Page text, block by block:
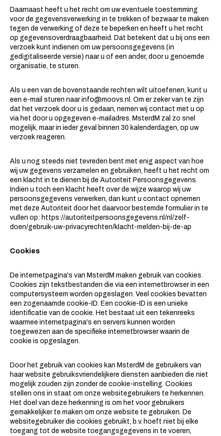
Daarnaast heeft u het recht om uw eventuele toestemming
voor de gegevensverwerking in te trekken of bezwaar te maken
tegen de verwerking of deze te beperken en heeft u het recht
op gegevensoverdraagbaarheid. Dat betekent dat u bij ons een
verzoek kunt indienen om uw persoonsgegevens (in
gedigitaliseerde versie) naar u of een ander, door u genoemde
organisatie, te sturen.
Als u een van de bovenstaande rechten wilt uitoefenen, kunt u
een e-mail sturen naarinfo@moovs.nl . Om er zeker van te zijn
dat het verzoek door u is gedaan, nemen wij contact met u op
via het door u opgegeven e-mailadres. MsterdM zal zo snel
mogelijk, maar in ieder geval binnen 30 kalenderdagen, op uw
verzoek reageren.
Als u nog steeds niet tevreden bent met enig aspect van hoe
wij uw gegevens verzamelen en gebruiken, heeft u het recht om
een ​​klacht in te dienen bij de Autoriteit Persoonsgegevens.
Indien u toch een klacht heeft over de wijze waarop wij uw
persoonsgegevens verwerken, dan kunt u contact opnemen
met deze Autoriteit door het daarvoor bestemde formulier in te
vullen op: https://autoriteitpersoonsgegevens.nl/nl/zelf-
doen/gebruik-uw-privacyrechten/klacht-melden-bij-de-ap
Cookies
De internetpagina's van MsterdM maken gebruik van cookies.
Cookies zijn tekstbestanden die via een internetbrowser in een
computersysteem worden opgeslagen. Veel cookies bevatten
een zogenaamde cookie-ID. Een cookie-ID is een unieke
identificatie van de cookie. Het bestaat uit een tekenreeks
waarmee internetpagina's en servers kunnen worden
toegewezen aan de specifieke internetbrowser waarin de
cookie is opgeslagen.
Door het gebruik van cookies kan MsterdM de gebruikers van
haar website gebruiksvriendelijkere diensten aanbieden die niet
mogelijk zouden zijn zonder de cookie-instelling. Cookies
stellen ons in staat om onze websitegebruikers te herkennen.
Het doel van deze herkenning is om het voor gebruikers
gemakkelijker te maken om onze website te gebruiken. De
websitegebruiker die cookies gebruikt, b.v. hoeft niet bij elke
toegang tot de website toegangsgegevens in te voeren,